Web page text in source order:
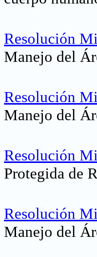
Resolución
Manejo del
Resolución
Manejo del
Resolución
Protegida de
Resolución
Manejo del